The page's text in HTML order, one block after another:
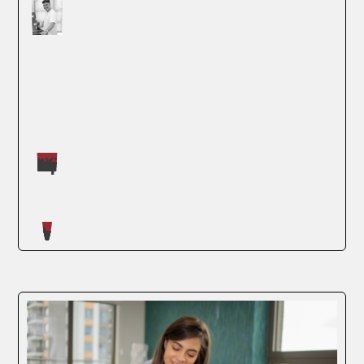
Máster impartidos por Daniel Román Barker
Terminar un máster es una buena noticia.
Convertirlo en una oportunidad
profesional, una noticia aún mejor. Si tu